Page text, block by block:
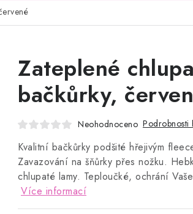
Zateplené
bačkůrky,
Neohodnoceno Podrobnosti
Kvalitní bačkůrky podšité hřejivým
Zavazování na šňůrky přes nožku.
chlupaté lamy. Teploučké, ochrání
Více informací